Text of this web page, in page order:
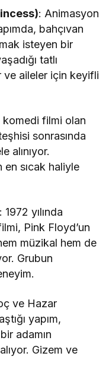
: Animasyon
bahçıvan
isteyen bir
tatlı
ve aileler için keyifli
komedi filmi olan
sonrasında
alınıyor.
en sıcak haliyle
: 1972 yılında
Pink Floyd’un
müzikal hem de
Grubun
ve Hazar
yapım,
adamın
Gizem ve